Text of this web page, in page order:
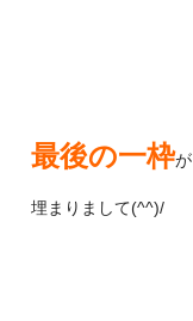
最後の一枠が
埋まりまして(^^)/